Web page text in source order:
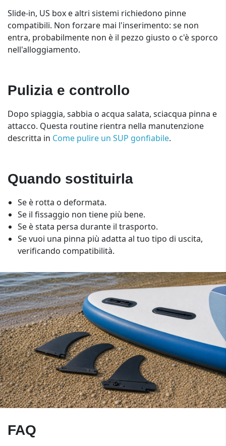
Slide-in, US box e altri sistemi richiedono pinne
compatibili. Non forzare mai l'inserimento: se non
entra, probabilmente non è il pezzo giusto o c'è sporco
nell'alloggiamento.
Pulizia e controllo
Dopo spiaggia, sabbia o acqua salata, sciacqua pinna e
attacco. Questa routine rientra nella manutenzione
descritta in Come pulire un SUP gonfiabile.
Quando sostituirla
Se è rotta o deformata.
Se il fissaggio non tiene più bene.
Se è stata persa durante il trasporto.
Se vuoi una pinna più adatta al tuo tipo di uscita,
verificando compatibilità.
FAQ